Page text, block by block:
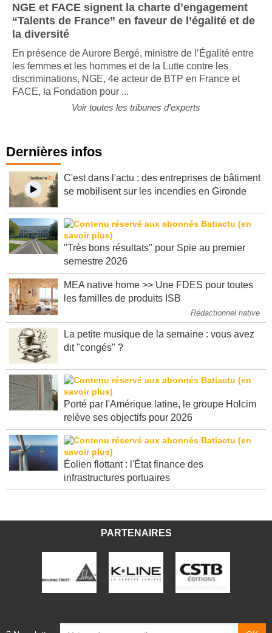
NGE et FACE signent la charte d’engagement
“Talents de France” en faveur de l’égalité et de
En présence de Aurore Bergé, ministre de l’Égalité entre
les femmes et les hommes et de la Lutte contre les
discriminations, NGE, 4e acteur de BTP en France et
Dernières infos
C'est dans l'actu : des entreprises de bâtiment
"Très bons résultats" pour Spie au premier
MEA native home >> Une FDES pour toutes
Rédactionnel native
La petite musique de la semaine : vous avez
Porté par l'Amérique latine, le groupe Holcim
Éolien flottant : l'État finance des